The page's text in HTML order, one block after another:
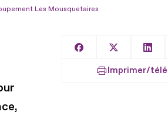
Les Mousquetaires
Partager surPartager sur
Imprimer/